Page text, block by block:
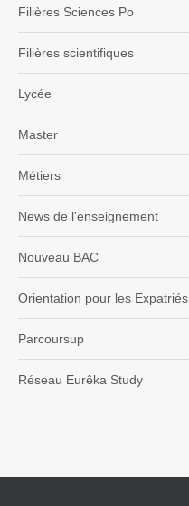
Filières Sciences Po
Filières scientifiques
Lycée
Master
Métiers
News de l'enseignement
Nouveau BAC
Orientation pour les Expatriés
Parcoursup
Réseau Eurêka Study